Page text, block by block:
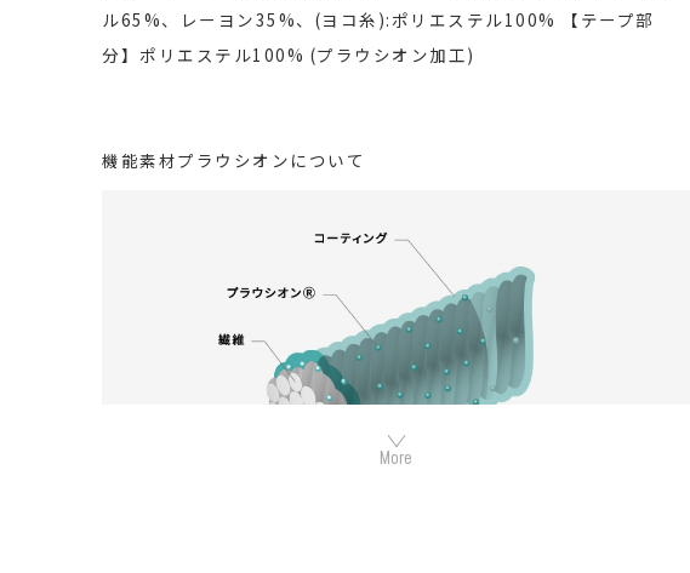
ル65%、レーヨン35%、(ヨコ糸):ポリエステル100% 【テープ部
分】ポリエステル100% (プラウシオン加工)
機能素材プラウシオンについて